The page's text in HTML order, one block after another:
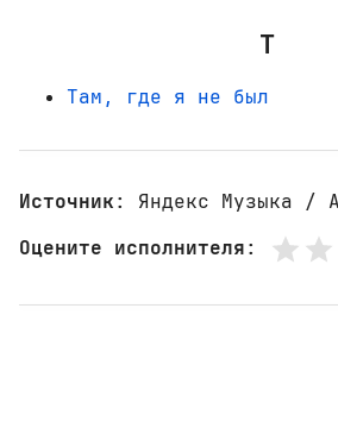
Т
Там, где я не был
Источник: Яндекс Музыка /
Оцените исполнителя: